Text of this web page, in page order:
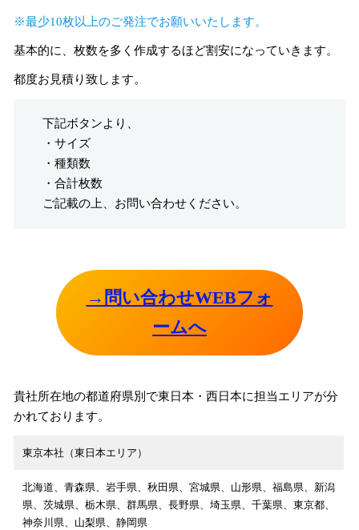
※最少10枚以上のご発注でお願いいたします。
基本的に、枚数を多く作成するほど割安になっていきます。
都度お見積り致します。
下記ボタンより、
・サイズ
・種類数
・合計枚数
ご記載の上、お問い合わせください。
→問い合わせWEBフォ
ームへ
貴社所在地の都道府県別で東日本・西日本に担当エリアが分
かれております。
東京本社（東日本エリア）
北海道、青森県、岩手県、秋田県、宮城県、山形県、福島県、新潟
県、茨城県、栃木県、群馬県、長野県、埼玉県、千葉県、東京都、
神奈川県、山梨県、静岡県